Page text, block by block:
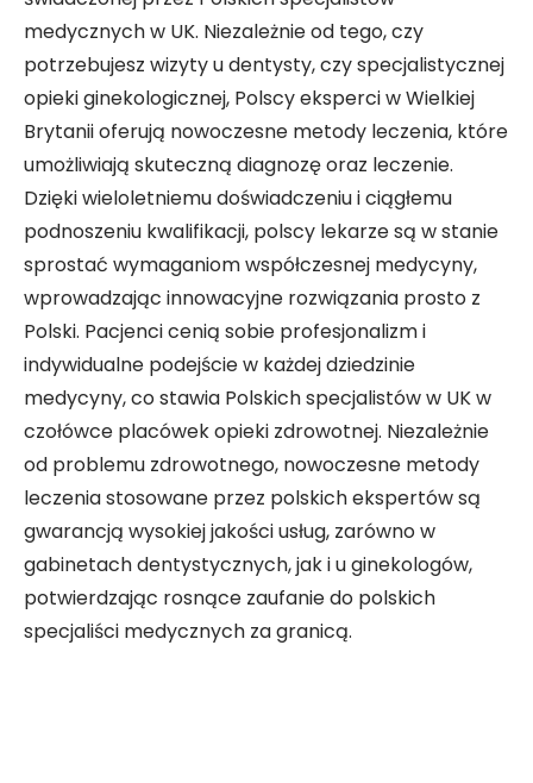
medycznych w UK. Niezależnie od tego, czy
potrzebujesz wizyty u dentysty, czy specjalistycznej
opieki ginekologicznej, Polscy eksperci w Wielkiej
Brytanii oferują nowoczesne metody leczenia, które
umożliwiają skuteczną diagnozę oraz leczenie.
Dzięki wieloletniemu doświadczeniu i ciągłemu
podnoszeniu kwalifikacji, polscy lekarze są w stanie
sprostać wymaganiom współczesnej medycyny,
wprowadzając innowacyjne rozwiązania prosto z
Polski. Pacjenci cenią sobie profesjonalizm i
indywidualne podejście w każdej dziedzinie
medycyny, co stawia Polskich specjalistów w UK w
czołówce placówek opieki zdrowotnej. Niezależnie
od problemu zdrowotnego, nowoczesne metody
leczenia stosowane przez polskich ekspertów są
gwarancją wysokiej jakości usług, zarówno w
gabinetach dentystycznych, jak i u ginekologów,
potwierdzając rosnące zaufanie do polskich
specjaliści medycznych za granicą.